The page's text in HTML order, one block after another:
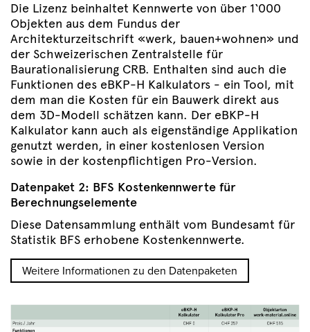
Die Lizenz beinhaltet Kennwerte von über 1‘000
Objekten aus dem Fundus der
Architekturzeitschrift «werk, bauen+wohnen» und
der Schweizerischen Zentralstelle für
Baurationalisierung CRB. Enthalten sind auch die
Funktionen des eBKP-H Kalkulators - ein Tool, mit
dem man die Kosten für ein Bauwerk direkt aus
dem 3D-Modell schätzen kann. Der eBKP-H
Kalkulator kann auch als eigenständige Applikation
genutzt werden, in einer kostenlosen Version
sowie in der kostenpflichtigen Pro-Version.
Datenpaket 2: BFS Kostenkennwerte für
Berechnungselemente
Diese Datensammlung enthält vom Bundesamt für
Statistik BFS erhobene Kostenkennwerte.
Weitere Informationen zu den Datenpaketen